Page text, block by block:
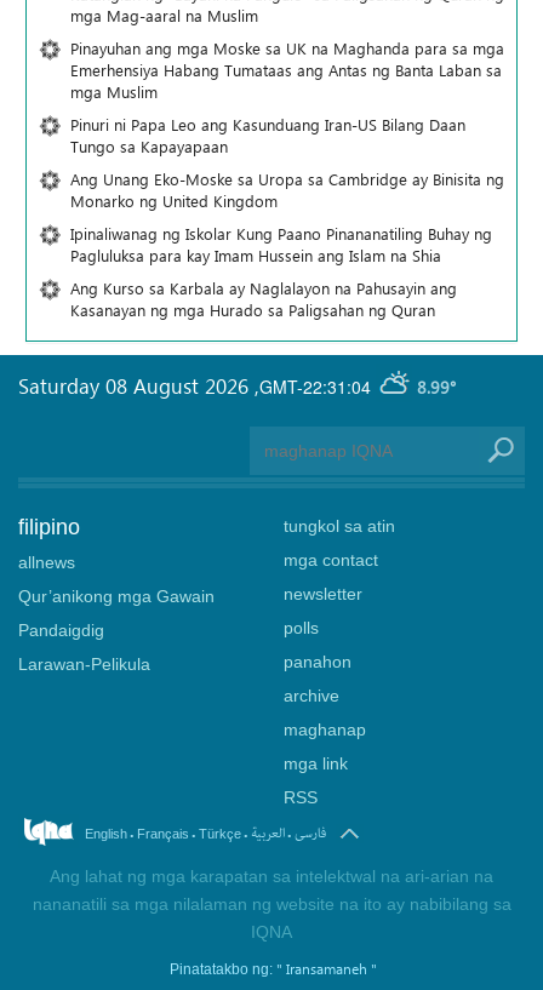
mga Mag-aaral na Muslim
Pinayuhan ang mga Moske sa UK na Maghanda para sa mga
Emerhensiya Habang Tumataas ang Antas ng Banta Laban sa
mga Muslim
Pinuri ni Papa Leo ang Kasunduang Iran-US Bilang Daan
Tungo sa Kapayapaan
Ang Unang Eko-Moske sa Uropa sa Cambridge ay Binisita ng
Monarko ng United Kingdom
Ipinaliwanag ng Iskolar Kung Paano Pinananatiling Buhay ng
Pagluluksa para kay Imam Hussein ang Islam na Shia
Ang Kurso sa Karbala ay Naglalayon na Pahusayin ang
Kasanayan ng mga Hurado sa Paligsahan ng Quran
GMT-22:31:04 8.99°
Saturday 08 August 2026 ,
filipino
allnews
Qur’anikong mga Gawain
Pandaigdig
Larawan-Pelikula
tungkol sa atin
mga contact
newsletter
polls
panahon
archive
maghanap
mga link
RSS
English. Français . Türkçe. العربیة.فارسی
Ang lahat ng mga karapatan sa intelektwal na ari-arian na
nananatili sa mga nilalaman ng website na ito ay nabibilang sa
IQNA
Pinatatakbo ng: " Iransamaneh "